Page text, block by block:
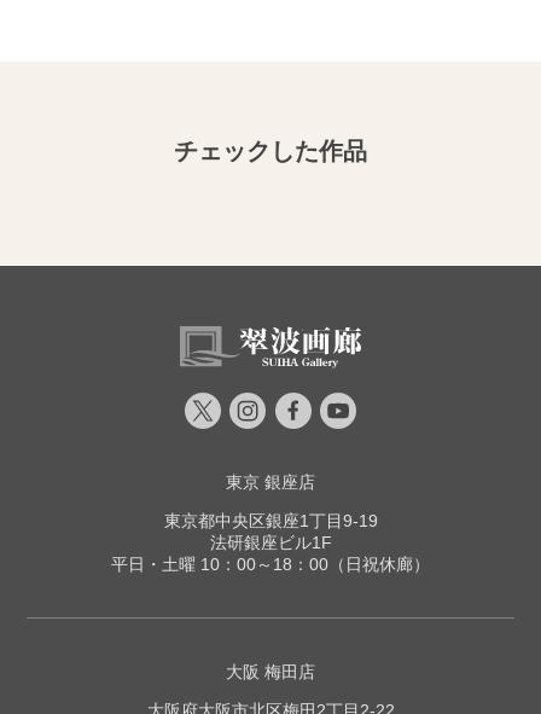
チェックした作品
東京 銀座店
東京都中央区銀座1丁目9-19
法研銀座ビル1F
平日・土曜 10：00～18：00（日祝休廊）
大阪 梅田店